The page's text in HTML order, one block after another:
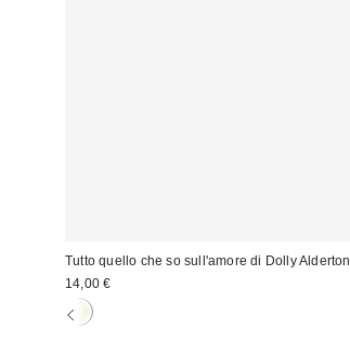
Tutto quello che so sull'amore di Dolly Alderton
14,00 €